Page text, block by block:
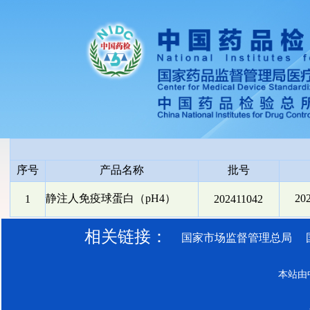
序号 产品名称 批号
1 静注人免疫球蛋白（pH4） 202411042
相关链接： 国家市场监督管理总局
本站由